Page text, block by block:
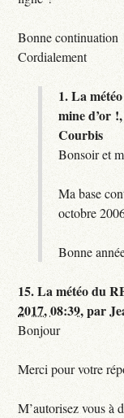
Bonne continuation
Cordialement
1.La
mine d’or !,
Courbis
Bonsoir et
Ma base
octobre
Bonne
15.La météo du
2017, 08:39,par
Bonjour
Merci pour votre
M’autorisez vous à